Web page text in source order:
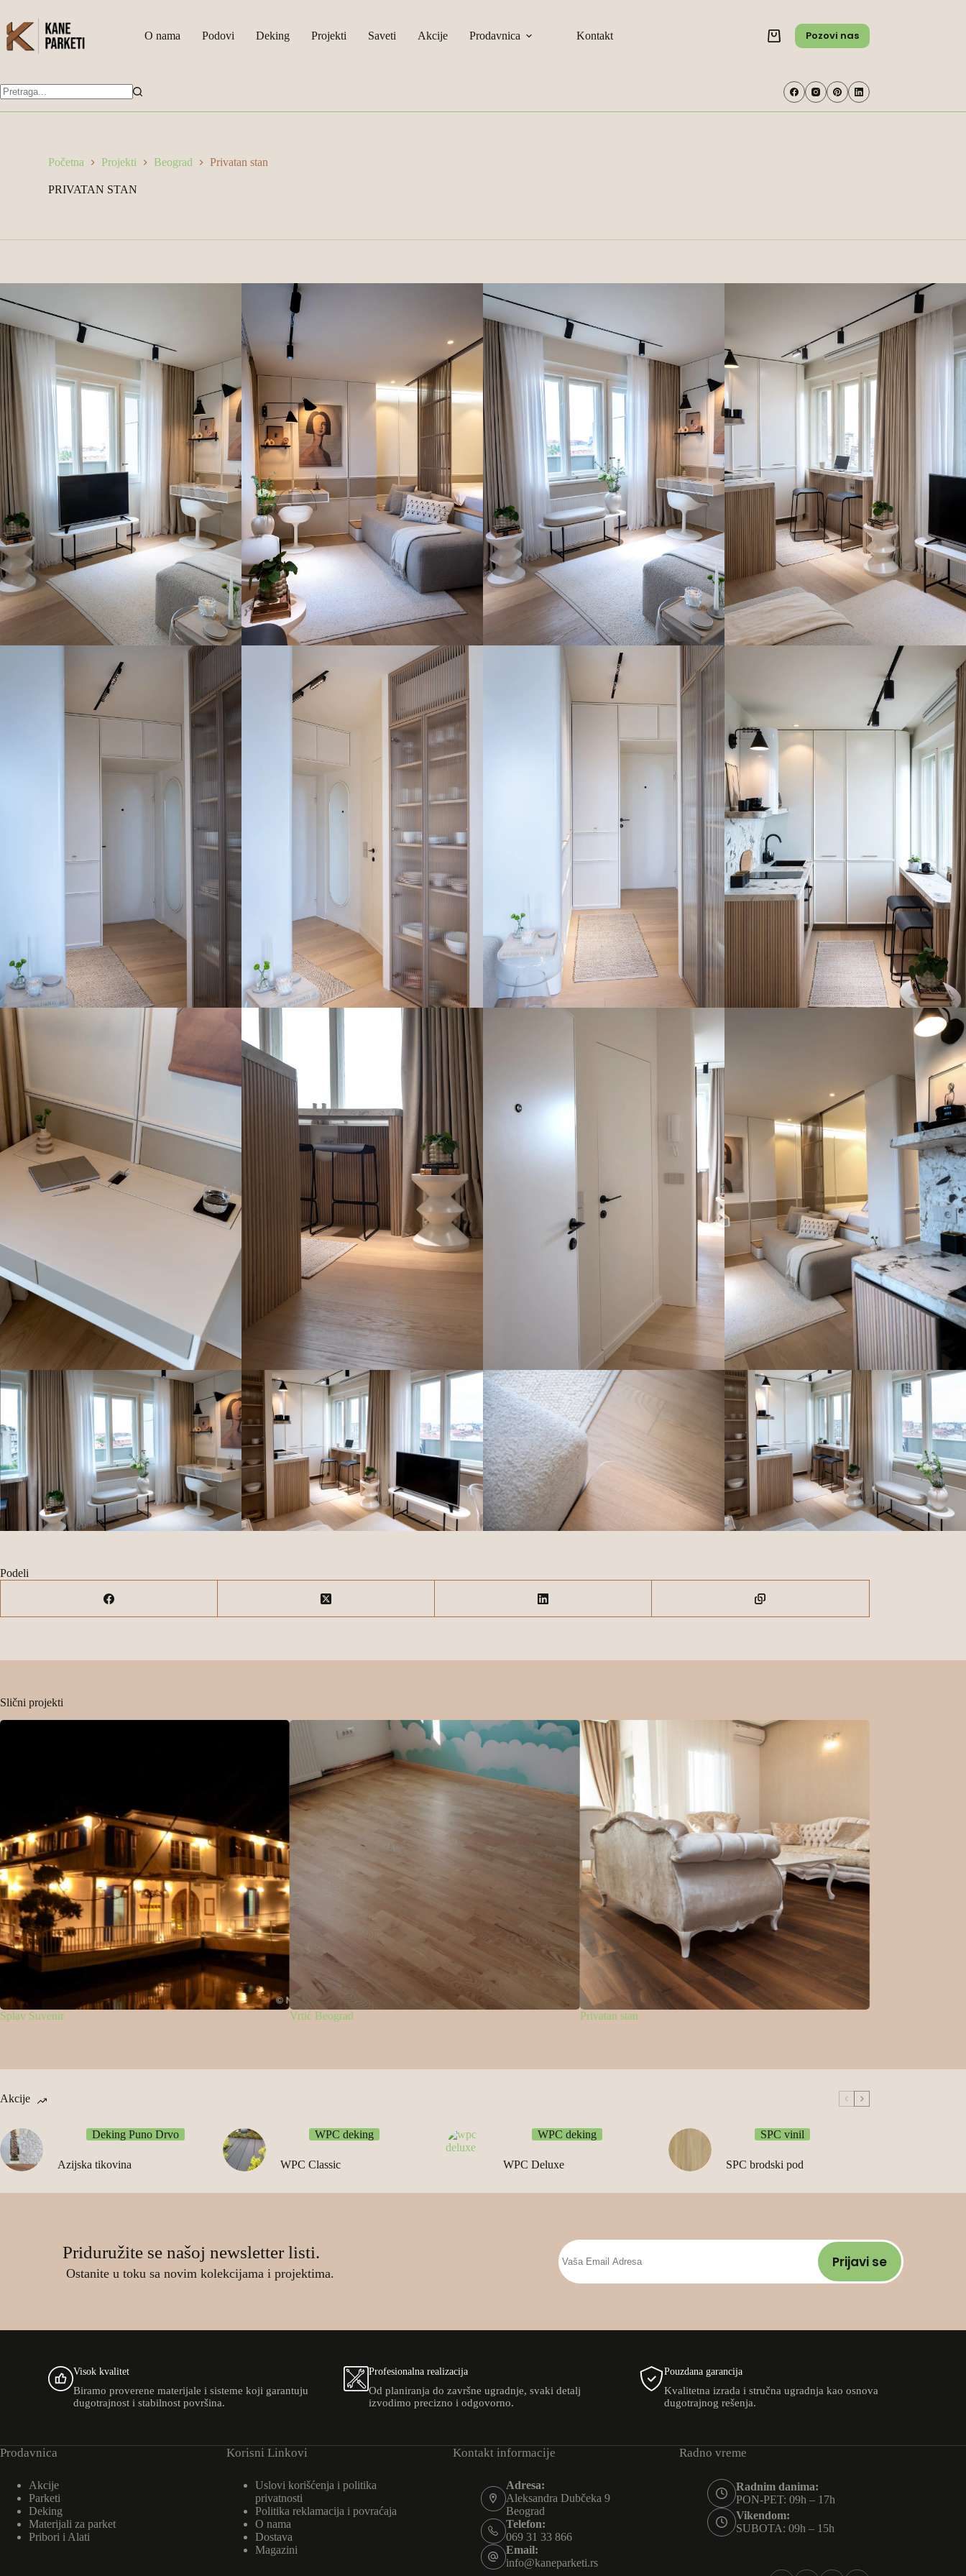
content
O nama Podovi Deking Projekti Saveti Akcije Prodavnica Kontakt
ShoppingPozovi nas
Početna Projekti Beograd Privatan stan
PRIVATAN STAN
Podeli
Slični projekti
Vrtić Beograd Privatan stan Privatan stan
Akcije
Deking Puno Drvo
Azijska tikovina
WPC deking
WPC Classic
WPC deking
WPC Deluxe
SPC vinil
SPC brodski pod
Priduružite se našoj newsletter listi.
Ostanite u toku sa novim kolekcijama i projektima.
Prijavi se
Visok kvalitet
Biramo proverene materijale i sisteme koji garantuju
dugotrajnost i stabilnost površina.
Profesionalna realizacija
Od planiranja do završne ugradnje, svaki detalj
izvodimo precizno i odgovorno.
Pouzdana garancija
Kvalitetna izrada i stručna ugradnja kao osnova
dugotrajnog rešenja.
Prodavnica
Akcije
Parketi
Deking
Materijali za parket
Pribori i Alati
Korisni Linkovi
Uslovi korišćenja i politika
privatnosti
Politika reklamacija i povraćaja
O nama
Dostava
Magazini
Kontakt informacije
Adresa:
Aleksandra Dubčeka 9
Beograd
Telefon:
069 31 33 866
Email:
info@kaneparketi.rs
Radno vreme
Radnim danima:
PON-PET: 09h – 17h
Vikendom:
SUBOTA: 09h – 15h